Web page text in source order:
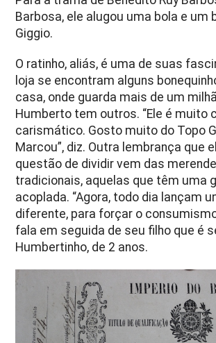
Barbosa, ele alugou uma bola e um
Giggio.
O ratinho, aliás, é uma de suas
loja se encontram alguns
casa, onde guarda mais de um
Humberto tem outros. “Ele é muito
carismático. Gosto muito do Topo
Marcou”, diz. Outra lembrança que
questão de dividir vem das
tradicionais, aquelas que têm uma
acoplada. “Agora, todo dia lançam
diferente, para forçar o
fala em seguida de seu filho que é
Humbertinho, de 2 anos.